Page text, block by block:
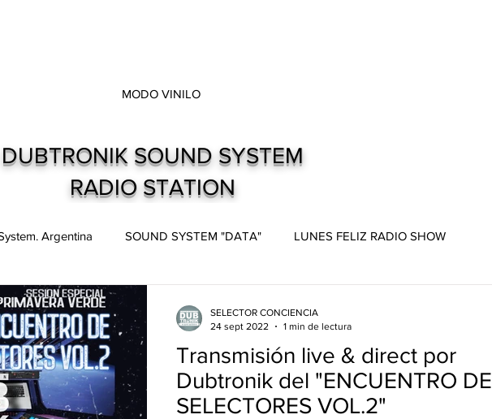
MODO VINILO
DUBTRONIK SOUND SYSTEM
RADIO STATION
Argentina SOUND SYSTEM "DATA" LUNES FELIZ RADIO SHOW
Live and direct. Shows. Recitales.
Lanzamientos. DUB&BUD
Transmisión live & direct por
Dubtronik del "ENCUENTRO DE
SELECTORES VOL.2"
SELECTOR CONCIENCIA
24 sept 2022
1 min de lectura